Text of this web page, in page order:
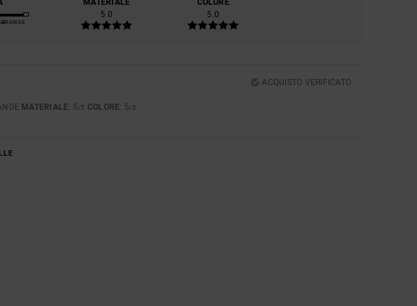
MATERIALE
5.0
COLORE
5.0
ACQUISTO VERIFICATO
MATERIALE: 5/5 COLORE: 5/5